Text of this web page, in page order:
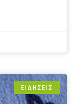
ΕΙΔΗΣΕΙΣ